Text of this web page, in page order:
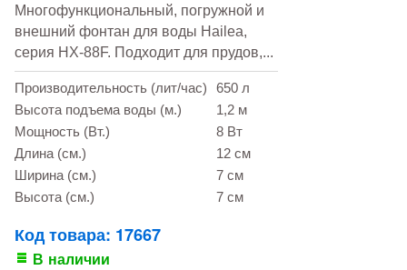
Многофункциональный, погружной и
внешний фонтан для воды Hailea,
серия HX-88F. Подходит для прудов,...
Производительность (лит/час)
650 л
Высота подъема воды (м.)
1,2 м
Мощность (Вт.)
8 Вт
Длина (см.)
12 см
Ширина (см.)
7 см
Высота (см.)
7 см
Код товара: 17667
В наличии